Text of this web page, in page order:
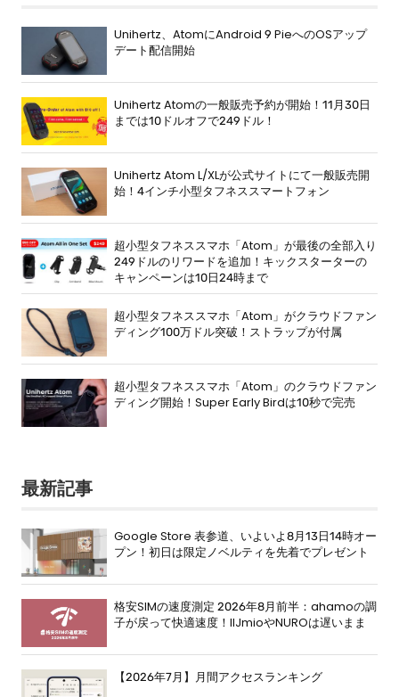
Unihertz、AtomにAndroid 9 PieへのOSアップ
デート配信開始
Unihertz Atomの一般販売予約が開始！11月30日
までは10ドルオフで249ドル！
Unihertz Atom L/XLが公式サイトにて一般販売開
始！4インチ小型タフネススマートフォン
超小型タフネススマホ「Atom」が最後の全部入り
249ドルのリワードを追加！キックスターターの
キャンペーンは10日24時まで
超小型タフネススマホ「Atom」がクラウドファン
ディング100万ドル突破！ストラップが付属
超小型タフネススマホ「Atom」のクラウドファン
ディング開始！Super Early Birdは10秒で完売
最新記事
Google Store 表参道、いよいよ8月13日14時オー
プン！初日は限定ノベルティを先着でプレゼント
格安SIMの速度測定 2026年8月前半：ahamoの調
子が戻って快適速度！IIJmioやNUROは遅いまま
【2026年7月】月間アクセスランキング